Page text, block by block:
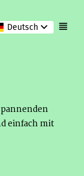
Deutsch
einfach mit